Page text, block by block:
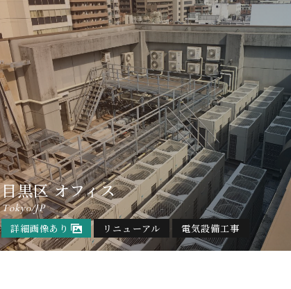
目黒区 オフィス
Tokyo/JP
詳細画像あり リニューアル 電気設備工事